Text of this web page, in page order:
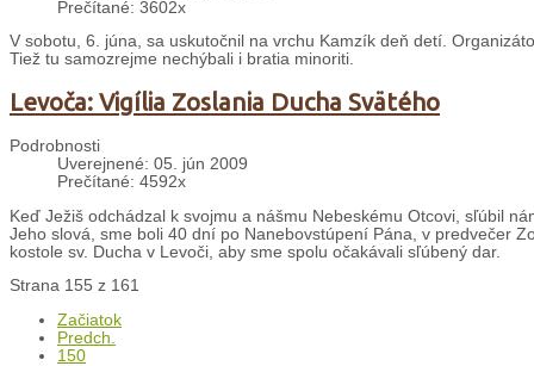
Prečítané: 3602x
V sobotu, 6. júna, sa uskutočnil na vrchu Kamzík deň detí.
Tiež tu samozrejme nechýbali i bratia minoriti.
Levoča: Vigília Zoslania Ducha Svätého
Podrobnosti
Uverejnené: 05. jún 2009
Prečítané: 4592x
Keď Ježiš odchádzal k svojmu a nášmu Nebeskému Otcovi, sľúbil
Jeho slová, sme boli 40 dní po Nanebovstúpení Pána, v predvečer
kostole sv. Ducha v Levoči, aby sme spolu očakávali sľúbený dar.
Strana 155 z 161
Začiatok
Predch.
150